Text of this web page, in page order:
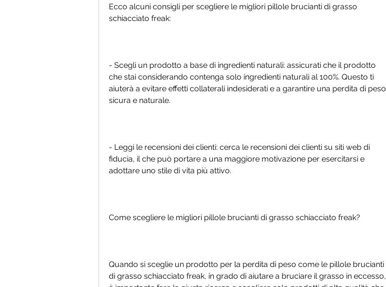
Ecco alcuni consigli per scegliere le migliori pillole brucianti di grasso
schiacciato freak:
- Scegli un prodotto a base di ingredienti naturali: assicurati che il prodotto
che stai considerando contenga solo ingredienti naturali al 100%. Questo ti
aiuterà a evitare effetti collaterali indesiderati e a garantire una perdita di peso
sicura e naturale.
- Leggi le recensioni dei clienti: cerca le recensioni dei clienti su siti web di
fiducia, il che può portare a una maggiore motivazione per esercitarsi e
adottare uno stile di vita più attivo.
Come scegliere le migliori pillole brucianti di grasso schiacciato freak?
Quando si sceglie un prodotto per la perdita di peso come le pillole brucianti
di grasso schiacciato freak, in grado di aiutare a bruciare il grasso in eccesso,